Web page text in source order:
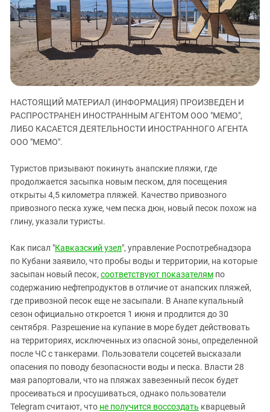
ЗАСТАВЛЯЕТ
КАВКАЗ ЗА ПАЛЕСТИНУ
ИНАКОМЫСЛИЕ В ЧЕЧНЕ
ПРЕСЛЕДОВАНИЕ АКТИВИСТОВ
МОБИЛИЗАЦИЯ И ПРОТЕСТЫ
Дагестан
Ингушетия
Кабардино-Балкария
Калмыкия
Карачаево-Черкесия
Краснодарский край
Российская Федерация
Северная Осетия - Алания
СКФО
Ставропольский край
Южная Осетия
Южный Кавказ
ЮФО
НАСТОЯЩИЙ МАТЕРИАЛ (ИНФОРМАЦИЯ) ПРОИЗВЕДЕН И
РАСПРОСТРАНЕН ИНОСТРАННЫМ АГЕНТОМ ООО "МЕМО",
ЛИБО КАСАЕТСЯ ДЕЯТЕЛЬНОСТИ ИНОСТРАННОГО АГЕНТА
ООО "МЕМО".
Туристов призывают покинуть анапские пляжи, где
продолжается засыпка новым песком, для посещения
открыты 4,5 километра пляжей. Качество привозного
привозного песка хуже, чем песка дюн, новый песок похож на
глину, указали туристы.
Как писал "Кавказский узел", управление Роспотребнадзора
по Кубани заявило, что пробы воды и территории, на которые
засыпан новый песок, соответствуют показателям по
содержанию нефтепродуктов в отличие от анапских пляжей,
где привозной песок еще не засыпали. В Анапе купальный
сезон официально откроется 1 июня и продлится до 30
сентября. Разрешение на купание в море будет действовать
на территориях, исключенных из опасной зоны, определенной
после ЧС с танкерами. Пользователи соцсетей высказали
опасения по поводу безопасности воды и песка. Власти 28
мая рапортовали, что на пляжах завезенный песок будет
просеиваться и просушиваться, однако пользователи
Telegram считают, что не получится воссоздать кварцевый